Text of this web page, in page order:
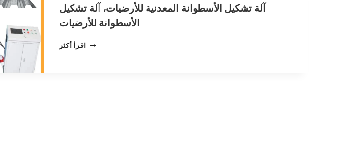
آلة تشكيل الأسطوانة المعدنية للأرضيات، آلة تشكيل
الأسطوانة للأرضيات
اقرأ أكثر آلة